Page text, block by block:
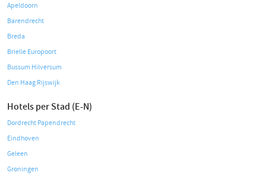
Apeldoorn
Barendrecht
Breda
Brielle Europoort
Bussum Hilversum
Den Haag Rijswijk
Hotels per Stad (E-N)
Dordrecht Papendrecht
Eindhoven
Geleen
Groningen